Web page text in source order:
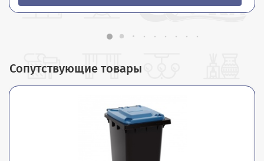
Сопутствующие товары